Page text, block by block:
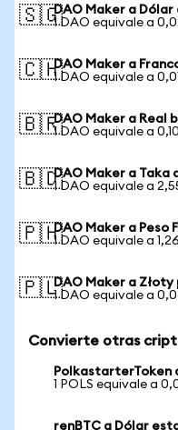
🇸🇬DAO Maker a Dólar
1 DAO equivale a
🇨🇭DAO Maker a
1 DAO equivale a
🇧🇷DAO Maker a Real
1 DAO equivale a
🇧🇩DAO Maker a Taka
1 DAO equivale a
🇵🇭DAO Maker a Peso
1 DAO equivale a
🇵🇱DAO Maker a
1 DAO equivale a
Convierte otras
PolkastarterToken
1 POLS equivale a
renBTC a Dólar